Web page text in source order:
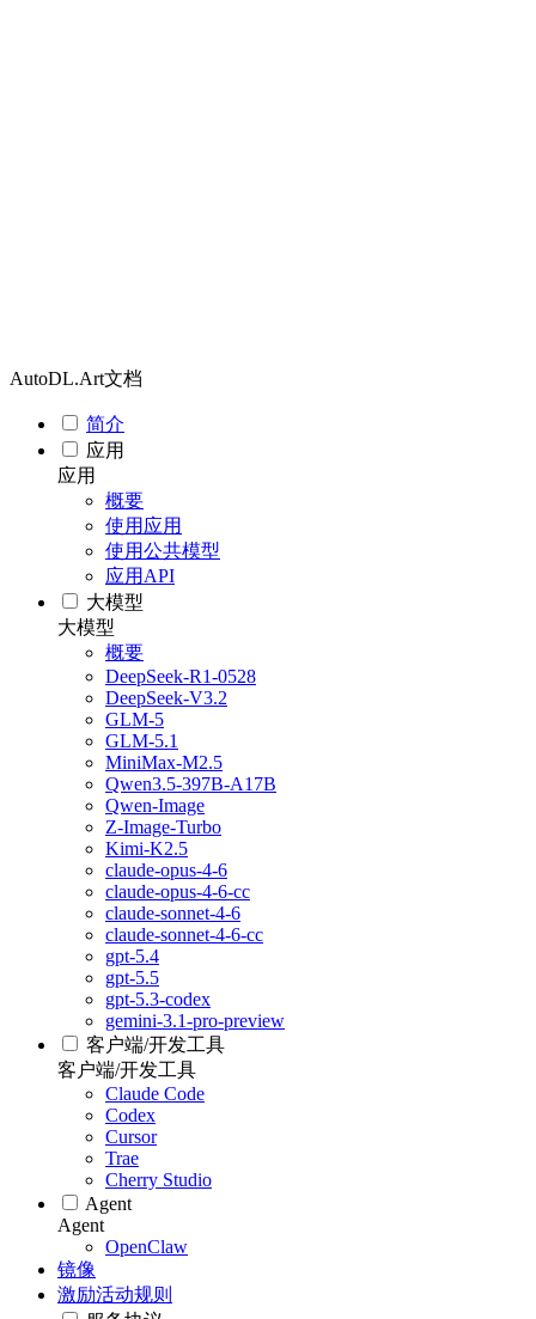
AutoDL.Art文档
简介
应用
应用
概要
使用应用
使用公共模型
应用API
大模型
大模型
概要
DeepSeek-R1-0528
DeepSeek-V3.2
GLM-5
GLM-5.1
MiniMax-M2.5
Qwen3.5-397B-A17B
Qwen-Image
Z-Image-Turbo
Kimi-K2.5
claude-opus-4-6
claude-opus-4-6-cc
claude-sonnet-4-6
claude-sonnet-4-6-cc
gpt-5.4
gpt-5.5
gpt-5.3-codex
gemini-3.1-pro-preview
客户端/开发工具
客户端/开发工具
Claude Code
Codex
Cursor
Trae
Cherry Studio
Agent
Agent
OpenClaw
镜像
激励活动规则